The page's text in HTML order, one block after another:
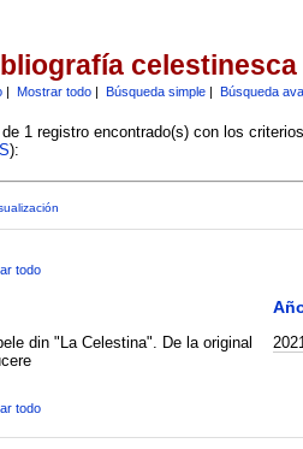
celestinesca
| Mostrar todo| Búsqueda simple| Búsqueda
de 1 registro encontrado(s) con los
):
todo
din "La Celestina". De la original
todo